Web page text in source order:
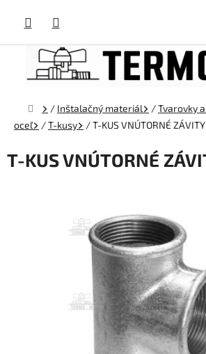
obsah
Domov
/ Inštalačný materiál /Tvarovky
oceľ
/T-kusy /T-KUS VNÚTORNÉ
T-KUS VNÚTORNÉ